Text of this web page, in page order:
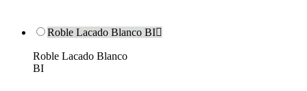
Roble Lacado Blanco BI
Roble Lacado Blanco
BI